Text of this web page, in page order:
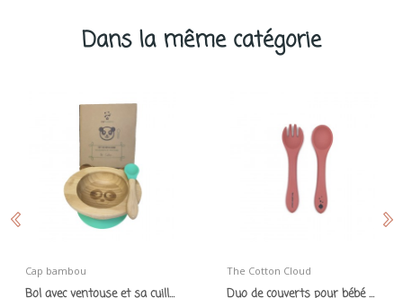
Dans la même catégorie
Cap bambou
Bol avec ventouse et sa cuillère en bambou et...
The Cotton Cloud
Duo de couverts pour bébé en silicone rose